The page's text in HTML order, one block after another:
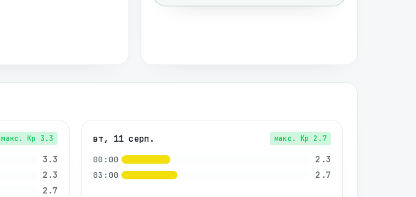
макс. Kp 3.3
3.3
2.3
2.7
вт, 11 серп. макс. Kp 2.7
00:00 2.3
03:00 2.7